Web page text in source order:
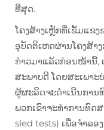
ທີ່ສຸດ.
ໂຄງສ້າງເຫຼັກທີ່ເຂັ້ມແຂ
ອຸບັດຕິເຫດຜ່ານໂຄງສ້
ກ່າວມາແລ້ວກ່ອນໜ້ານີ້,
ສະພາບດີ ໂດຍສະເພາ
ຜູ້ຜະລິດຈະດຳເນີນການ
ພວກເຂົາຈະທຳການທົດ
sled tests) ເພື່ອຈຳລອ